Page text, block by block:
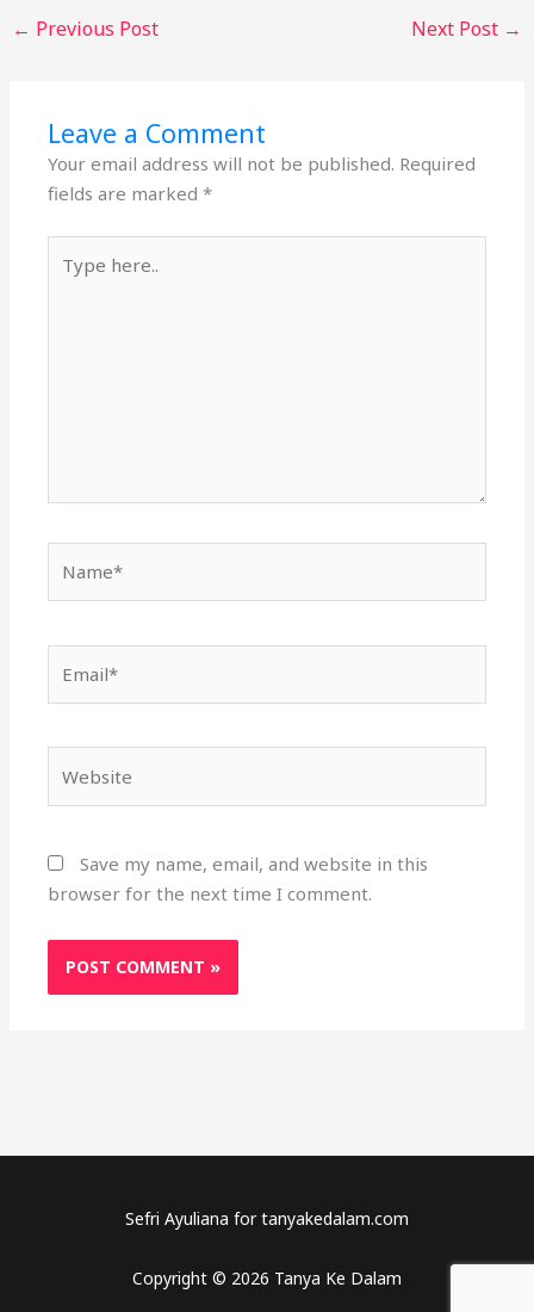
← Previous Post Next Post →
Leave a Comment
Your email address will not be published. Required
fields are marked*
here..
Save my name, email, and website in this
browser for the next time I comment.
Sefri Ayuliana for tanyakedalam.com
Copyright © 2026 Tanya Ke Dalam